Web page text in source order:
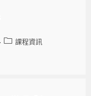
課程資訊